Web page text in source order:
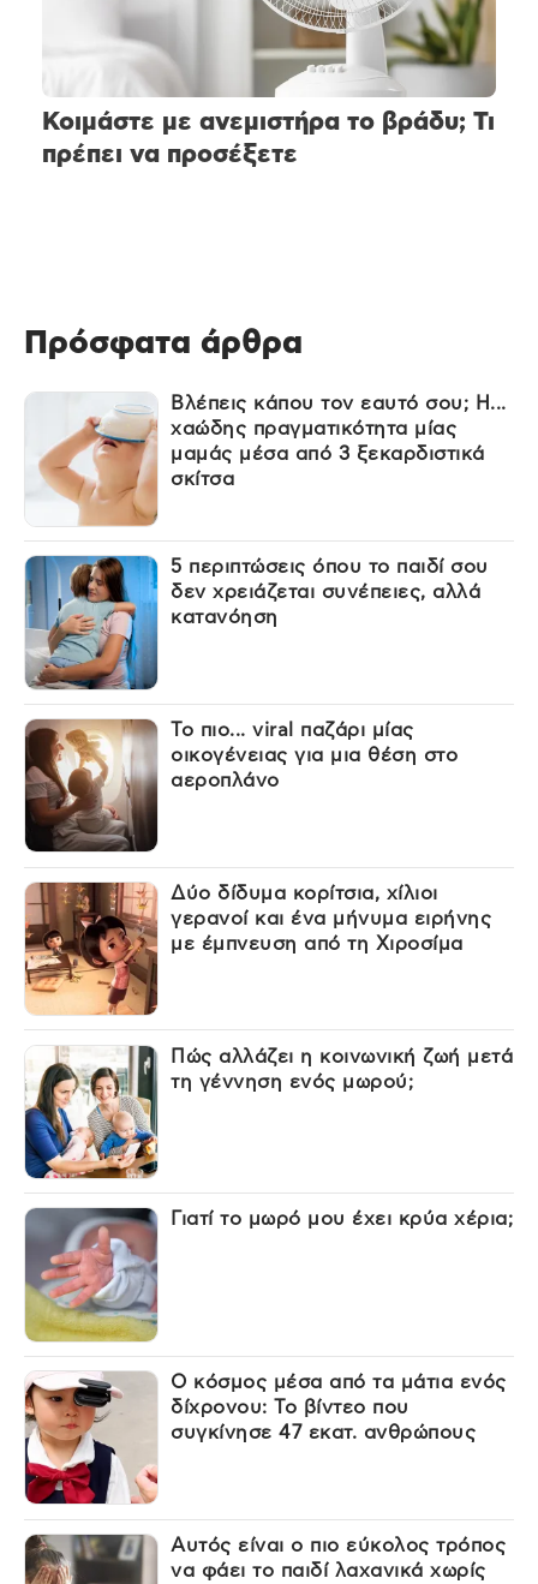
Κοιμάστε με ανεμιστήρα το βράδυ; Τι
πρέπει να προσέξετε
Πρόσφατα άρθρα
Βλέπεις κάπου τον εαυτό σου; Η...
χαώδης πραγματικότητα μίας
μαμάς μέσα από 3 ξεκαρδιστικά
σκίτσα
5 περιπτώσεις όπου το παιδί σου
δεν χρειάζεται συνέπειες, αλλά
κατανόηση
Το πιο... viral παζάρι μίας
οικογένειας για μια θέση στο
αεροπλάνο
Δύο δίδυμα κορίτσια, χίλιοι
γερανοί και ένα μήνυμα ειρήνης
με έμπνευση από τη Χιροσίμα
Πώς αλλάζει η κοινωνική ζωή μετά
τη γέννηση ενός μωρού;
Γιατί το μωρό μου έχει κρύα χέρια;
Ο κόσμος μέσα από τα μάτια ενός
δίχρονου: Το βίντεο που
συγκίνησε 47 εκατ. ανθρώπους
Αυτός είναι ο πιο εύκολος τρόπος
να φάει το παιδί λαχανικά χωρίς